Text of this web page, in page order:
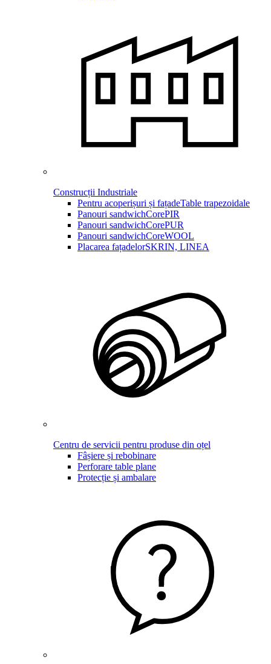
Construcții Industriale
Pentru acoperișuri și fațadeTable trapezoidale
Panouri sandwichCorePIR
Panouri sandwichCorePUR
Panouri sandwichCoreWOOL
Placarea fațadelorSKRIN, LINEA
Centru de servicii pentru produse din oțel
Fâșiere și rebobinare
Perforare table plane
Protecție și ambalare